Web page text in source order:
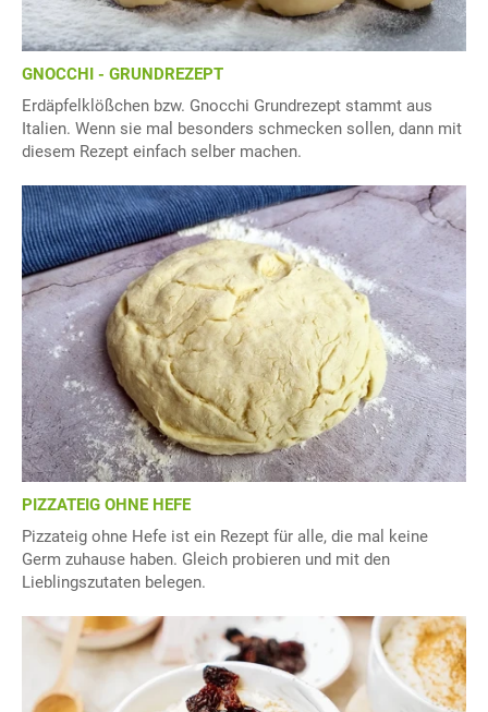
GNOCCHI - GRUNDREZEPT
Erdäpfelklößchen bzw. Gnocchi Grundrezept stammt aus
Italien. Wenn sie mal besonders schmecken sollen, dann mit
diesem Rezept einfach selber machen.
PIZZATEIG OHNE HEFE
Pizzateig ohne Hefe ist ein Rezept für alle, die mal keine
Germ zuhause haben. Gleich probieren und mit den
Lieblingszutaten belegen.